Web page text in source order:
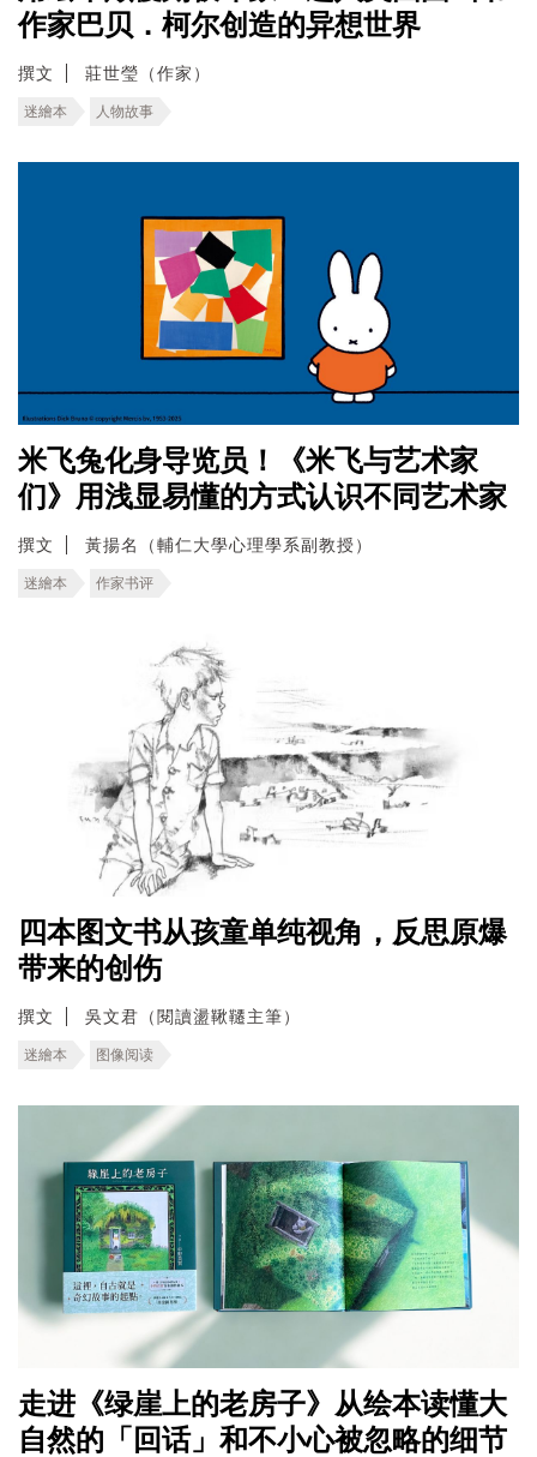
作家巴贝．柯尔创造的异想世界
撰文 莊世瑩（作家）
迷繪本 人物故事
米飞兔化身导览员！《米飞与艺术家
们》用浅显易懂的方式认识不同艺术家
撰文 黃揚名（輔仁大學心理學系副教授）
迷繪本 作家书评
四本图文书从孩童单纯视角，反思原爆
带来的创伤
撰文 吳文君（閱讀盪鞦韆主筆）
迷繪本 图像阅读
走进《绿崖上的老房子》从绘本读懂大
自然的「回话」和不小心被忽略的细节